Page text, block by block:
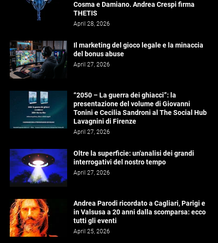
Cosma e Damiano. Andrea Crespi firma
THETIS
April 28, 2026
Il marketing del gioco legale e la minaccia
del bonus abuse
April 27, 2026
“2050 – La guerra dei ghiacci”: la
presentazione del volume di Giovanni
Tonini e Cecilia Sandroni al The Social Hub
Lavagnini di Firenze
April 27, 2026
Oltre la superficie: un'analisi dei grandi
interrogativi del nostro tempo
April 27, 2026
Andrea Parodi ricordato a Cagliari, Parigi e
in Valsusa a 20 anni dalla scomparsa: ecco
tutti gli eventi
April 25, 2026